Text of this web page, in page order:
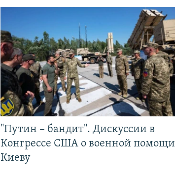
"Путин – бандит". Дискуссии в
Конгрессе США о военной помощи
Киеву